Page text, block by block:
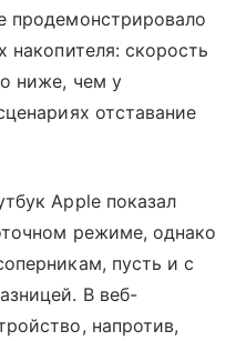
продемонстрировало
накопителя: скорость
ниже, чем у
отставание
Apple показал
режиме, однако
пусть и с
В веб-
напротив,